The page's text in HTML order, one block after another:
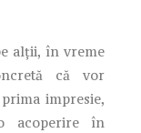
alții, în vreme
că vor
impresie,
acoperire în